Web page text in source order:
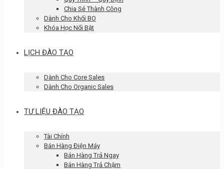
Chia Sẻ Thành Công
Dành Cho Khối BO
Khóa Học Nổi Bật
LỊCH ĐÀO TẠO
Dành Cho Core Sales
Dành Cho Organic Sales
TƯ LIỆU ĐÀO TẠO
Tài Chính
Bán Hàng Điện Máy
Bán Hàng Trả Ngay
Bán Hàng Trả Chậm